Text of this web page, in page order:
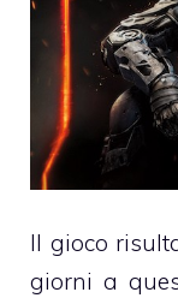
Il gioco
giorni a